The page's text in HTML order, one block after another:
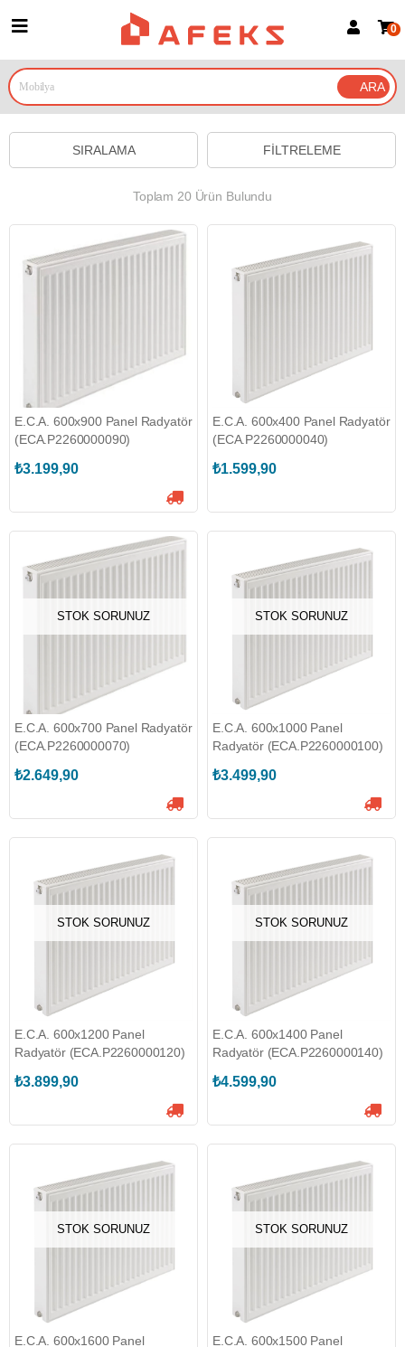
Google İle Bağlan
0
FILTRELEME
SIRALAMA
Toplam 20 Ürün Bulundu
E.C.A. 600x900 Panel Radyatör
(ECA.P2260000090)
₺3.199,90
E.C.A. 600x400 Panel Radyatör
(ECA.P2260000040)
₺1.599,90
STOK SORUNUZ
E.C.A. 600x700 Panel Radyatör
(ECA.P2260000070)
₺2.649,90
STOK SORUNUZ
E.C.A. 600x1000 Panel
Radyatör (ECA.P2260000100)
₺3.499,90
STOK SORUNUZ
E.C.A. 600x1200 Panel
Radyatör (ECA.P2260000120)
₺3.899,90
STOK SORUNUZ
E.C.A. 600x1400 Panel
Radyatör (ECA.P2260000140)
₺4.599,90
STOK SORUNUZ
E.C.A. 600x1600 Panel
STOK SORUNUZ
E.C.A. 600x1500 Panel